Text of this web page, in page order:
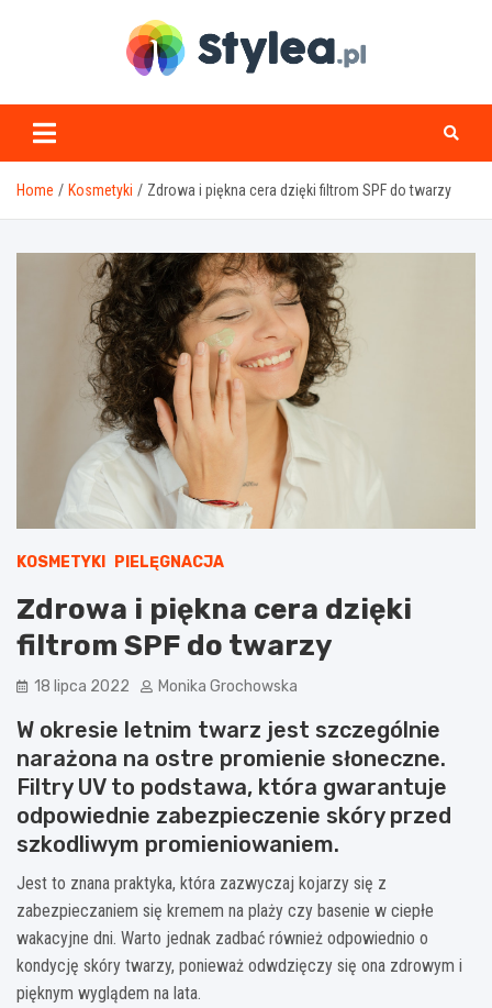
stylea.pl
Home Kosmetyki Zdrowa i piękna cera dzięki filtrom SPF do twarzy
KOSMETYKI PIELĘGNACJA
Zdrowa i piękna cera dzięki
filtrom SPF do twarzy
18 lipca 2022 Monika Grochowska
W okresie letnim twarz jest szczególnie
narażona na ostre promienie słoneczne.
Filtry UV to podstawa, która gwarantuje
odpowiednie zabezpieczenie skóry przed
szkodliwym promieniowaniem.
Jest to znana praktyka, która zazwyczaj kojarzy się z
zabezpieczaniem się kremem na plaży czy basenie w ciepłe
wakacyjne dni. Warto jednak zadbać również odpowiednio o
kondycję skóry twarzy, ponieważ odwdzięczy się ona zdrowym i
pięknym wyglądem na lata.